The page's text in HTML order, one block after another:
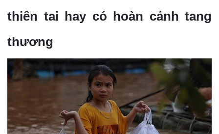
thiên tai hay có hoàn cảnh tang
thương